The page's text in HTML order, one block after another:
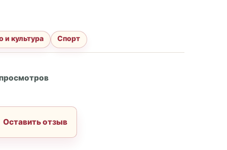
и культура Спорт
Оставить отзыв